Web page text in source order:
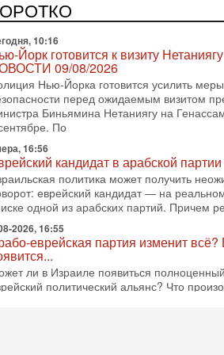
выборы могут быть
проведение сорвано, а итоговые
10:16
Йорк готовится к визиту
09/08/2026
Нью-Йорка готовится усилить меры
перед ожидаемым визитом
Биньямина Нетаниягу на
По
16:56
кандидат в арабской
политика может получить
еврейский кандидат — на
одной из арабских партий. Причем
2026, 16:55
еврейская партия изменит всё?
ли в Израиле появиться
политический альянс? Что